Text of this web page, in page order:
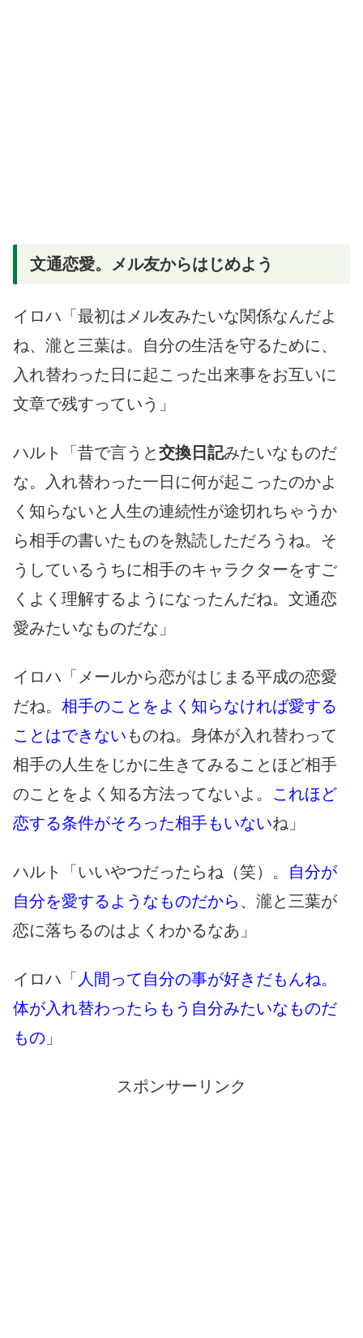
文通恋愛。メル友からはじめよう
イロハ「最初はメル友みたいな関係なんだよ
ね、瀧と三葉は。自分の生活を守るために、
入れ替わった日に起こった出来事をお互いに
文章で残すっていう」
ハルト「昔で言うと交換日記みたいなものだ
な。入れ替わった一日に何が起こったのかよ
く知らないと人生の連続性が途切れちゃうか
ら相手の書いたものを熟読しただろうね。そ
うしているうちに相手のキャラクターをすご
くよく理解するようになったんだね。文通恋
愛みたいなものだな」
イロハ「メールから恋がはじまる平成の恋愛
だね。 相手のことをよく知らなければ愛する
ことはできないものね。身体が入れ替わって
相手の人生をじかに生きてみることほど相手
のことをよく知る方法ってないよ。 これほど
恋する条件がそろった相手もいないね」
ハルト「いいやつだったらね（笑）。 自分が
自分を愛するようなものだから 、瀧と三葉が
恋に落ちるのはよくわかるなあ」
イロハ「 人間って自分の事が好きだもんね。
体が入れ替わったらもう自分みたいなものだ
もの 」
スポンサーリンク